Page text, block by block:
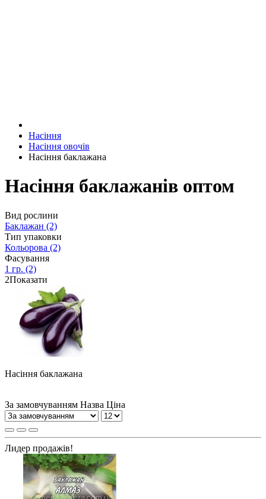
Насіння
Насіння овочів
Насіння баклажана
Насіння баклажанів оптом
Вид рослини
Баклажан (2)
Тип упаковки
Кольорова (2)
Фасування
1 гр. (2)
2Показати
Насіння баклажана
За замовчуванням Назва Ціна
Лидер продажів!